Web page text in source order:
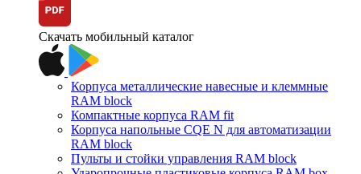
Скачать мобильный каталог
Корпуса металлические навесные и клеммные
RAM block
Компактные корпуса RAM fit
Корпуса напольные CQE N для автоматизации
RAM block
Пульты и стойки управления RAM block